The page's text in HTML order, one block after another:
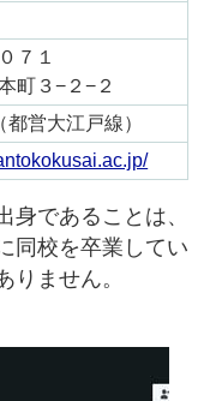
７１
町３−２−２
営大江戸線）
であることは、
同校を卒業してい
りません。